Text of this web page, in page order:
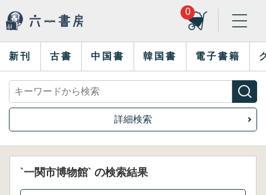
0
新刊 古書 中国書 韓国書 電子書籍
詳細検索
`一関市博物館` の検索結果